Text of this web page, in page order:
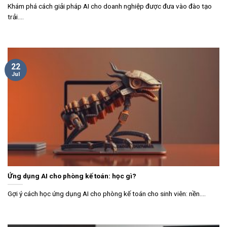
Khám phá cách giải pháp AI cho doanh nghiệp được đưa vào đào tạo
trải....
Ứng dụng AI cho phòng kế toán: học gì?
Gợi ý cách học ứng dụng AI cho phòng kế toán cho sinh viên: nền....
22
Jul